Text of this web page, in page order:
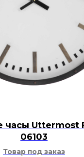
часы Uttermost
06103
Товар под заказ